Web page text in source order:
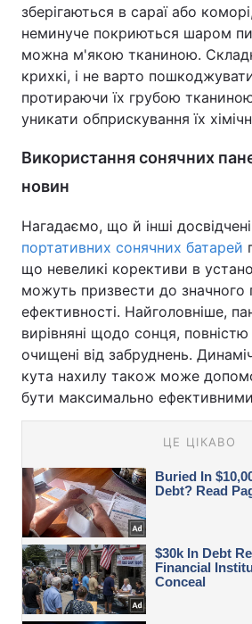
зберігаються в сараї або
неминуче покриються шаром
можна м'якою тканиною.
крихкі, і не варто
протираючи їх грубою
уникати обприскування їх
Використання сонячних
новин
Нагадаємо, що й інші
портативних сонячних батарей
що невеликі корективи в
можуть призвести до значного
ефективності. Найголовніше,
вирівняні щодо сонця, повністю
очищені від забруднень.
кута нахилу також може
бути максимально